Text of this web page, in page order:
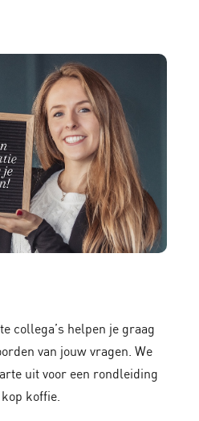
collega’s helpen je graag
van jouw vragen. We
uit voor een rondleiding
koffie.